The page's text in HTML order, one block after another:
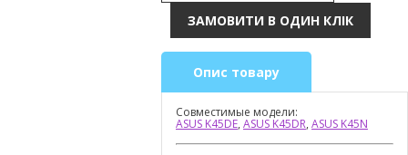
Опис товару
Совместимые модели:
ASUS K45DE, ASUS K45DR, ASUS K45N